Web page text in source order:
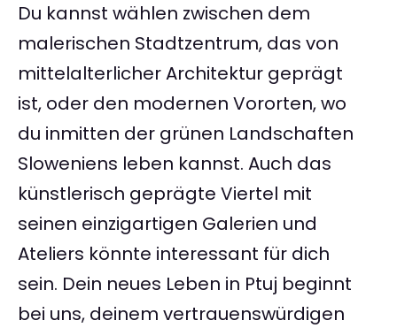
Du kannst wählen zwischen dem
malerischen Stadtzentrum, das von
mittelalterlicher Architektur geprägt
ist, oder den modernen Vororten, wo
du inmitten der grünen Landschaften
Sloweniens leben kannst. Auch das
künstlerisch geprägte Viertel mit
seinen einzigartigen Galerien und
Ateliers könnte interessant für dich
sein. Dein neues Leben in Ptuj beginnt
bei uns, deinem vertrauenswürdigen